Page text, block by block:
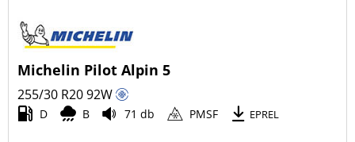
Michelin Pilot Alpin 5
255/30 R2092W
D B 71 db PMSF EPREL